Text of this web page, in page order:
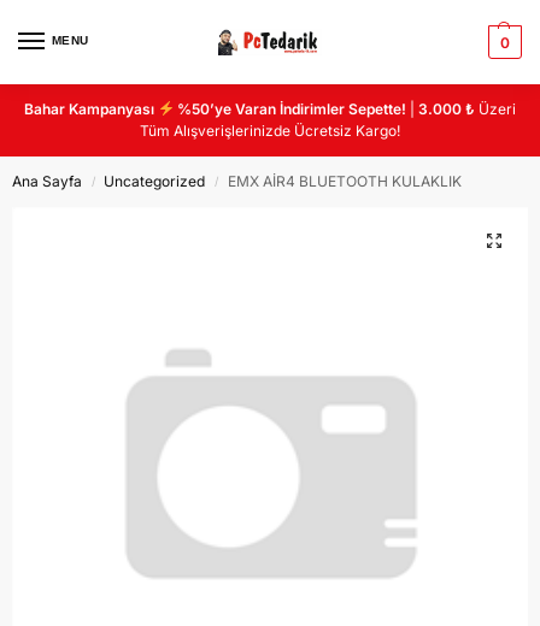
MENU 0
Bahar Kampanyası %50’ye Varan İndirimler Sepette! |3.000 ₺ Üzeri
Tüm Alışverişlerinizde Ücretsiz Kargo!
Ana Sayfa / Uncategorized / EMX AİR4 BLUETOOTH KULAKLIK